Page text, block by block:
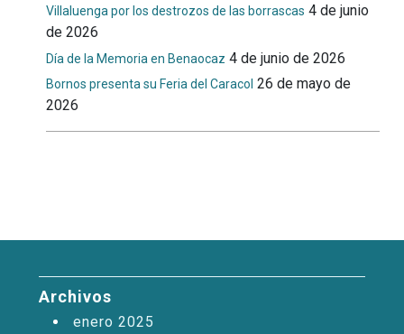
Villaluenga por los destrozos de las borrascas 4 de junio
de 2026
Día de la Memoria en Benaocaz 4 de junio de 2026
Bornos presenta su Feria del Caracol 26 de mayo de
2026
Archivos
enero 2025